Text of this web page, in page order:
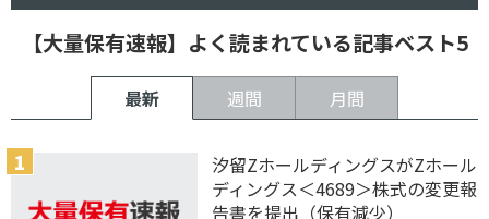
【大量保有速報】よく読まれている記事ベスト5
最新 週間 月間
汐留ZホールディングスがZホール
ディングス＜4689＞株式の変更報
告書を提出（保有減少）